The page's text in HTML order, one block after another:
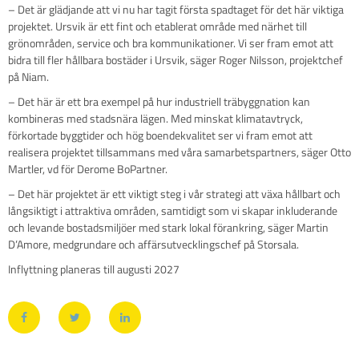
– Det är glädjande att vi nu har tagit första spadtaget för det här viktiga
projektet. Ursvik är ett fint och etablerat område med närhet till
grönområden, service och bra kommunikationer. Vi ser fram emot att
bidra till fler hållbara bostäder i Ursvik, säger Roger Nilsson, projektchef
på Niam.
– Det här är ett bra exempel på hur industriell träbyggnation kan
kombineras med stadsnära lägen. Med minskat klimatavtryck,
förkortade byggtider och hög boendekvalitet ser vi fram emot att
realisera projektet tillsammans med våra samarbetspartners, säger Otto
Martler, vd för Derome BoPartner.
– Det här projektet är ett viktigt steg i vår strategi att växa hållbart och
långsiktigt i attraktiva områden, samtidigt som vi skapar inkluderande
och levande bostadsmiljöer med stark lokal förankring, säger Martin
D’Amore, medgrundare och affärsutvecklingschef på Storsala.
Inflyttning planeras till augusti 2027